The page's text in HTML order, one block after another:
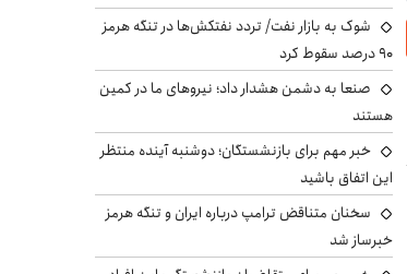
شوک به بازار نفت/ تردد نفتکش‌ها در تنگه هرمز
۹۰ درصد سقوط کرد
صنعا به دشمن هشدار داد؛ نیروهای ما در کمین
هستند
خبر مهم برای بازنشستگان؛ دوشنبه آینده منتظر
این اتفاق باشید
سخنان متناقض ترامپ درباره ایران و تنگه هرمز
خبرساز شد